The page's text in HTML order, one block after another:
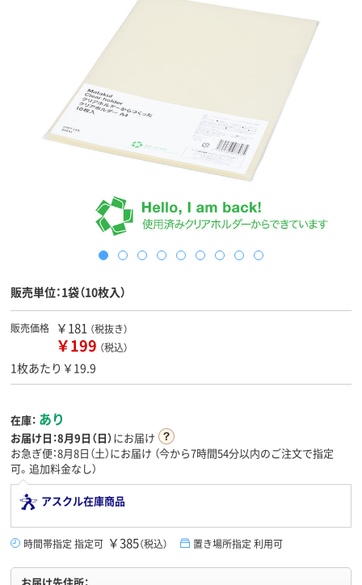
販売単位：1袋（10枚入）
販売価格 ￥181 （税抜き）
￥199 （税込）
1枚あたり￥19.9
在庫： あり
お届け日：8月9日（日）にお届け
お急ぎ便：8月8日（土）にお届け （今から7時間54分以内のご注文で指定
可。追加料金なし）
アスクル在庫商品
時間帯指定 指定可 ￥385（税込） 置き場所指定 利用可